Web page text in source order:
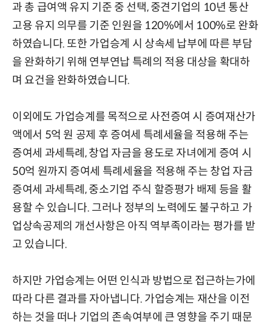
과 총 급여액 유지 기준 중 선택, 중견기업의 10년 통산
고용 유지 의무를 기준 인원을 120%에서 100%로 완화
하였습니다. 또한 가업승계 시 상속세 납부에 따른 부담
을 완화하기 위해 연부연납 특례의 적용 대상을 확대하
며 요건을 완화하였습니다.
이외에도 가업승계를 목적으로 사전증여 시 증여재산가
액에서 5억 원 공제 후 증여세 특례세율을 적용해 주는
증여세 과세특례, 창업 자금을 용도로 자녀에게 증여 시
50억 원까지 증여세 특례세율을 적용해 주는 창업 자금
증여세 과세특례, 중소기업 주식 할증평가 배제 등을 활
용할 수 있습니다. 그러나 정부의 노력에도 불구하고 가
업상속공제의 개선사항은 아직 역부족이라는 평가를 받
고 있습니다.
하지만 가업승계는 어떤 인식과 방법으로 접근하는가에
따라 다른 결과를 자아냅니다. 가업승계는 재산을 이전
하는 것을 떠나 기업의 존속여부에 큰 영향을 주기 때문